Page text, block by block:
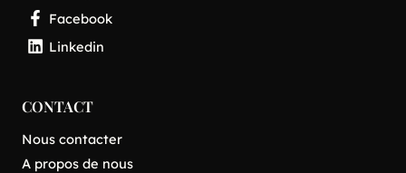
Facebook
Linkedin
CONTACT
Nous contacter
A propos de nous